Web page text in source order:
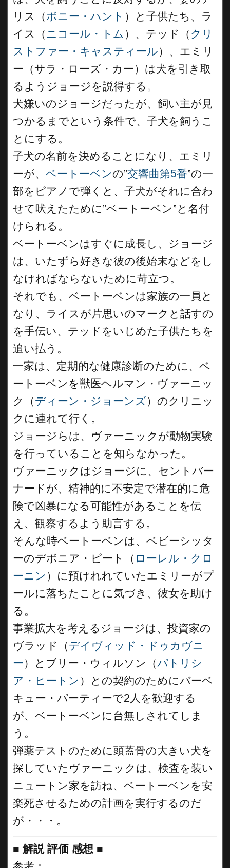
リス（ボニー・ハント ）と子供たち、ラ
イス（ニコール・トム ）、テッド（ クリ
ストファー・キャスティール）、エミリ
ー（サラ・ローズ・カー）は犬を引き取
るようジョージを説得する。
犬嫌いのジョージだったが、飼い主が見
つかるまでという条件で、子犬を飼うこ
とにする。
子犬の名前を決めることになり、エミリ
ーが、 ベートーベンの”交響曲第5番”の一
部をピアノで弾くと、子犬がそれに合わ
せて吠えたために”ベートーベン”と名付
けられる。
ベートーベンはすぐに成長し、ジョージ
は、いたずら好きな彼の後始末などをし
なければならないために苛立つ。
それでも、ベートーベンは家族の一員と
なり、ライスが片思いのマークと話すの
を手伝い、テッドをいじめた子供たちを
追い払う。
一家は、定期的な健康診断のために、ベ
ートーベンを獣医ヘルマン・ヴァーニッ
ク（ディーン・ジョーンズ）のクリニッ
クに連れて行く。
ジョージらは、ヴァーニックが動物実験
を行っていることを知らなかった。
ヴァーニックはジョージに、セントバー
ナードが、精神的に不安定で潜在的に危
険で凶暴になる可能性があることを伝
え、観察するよう助言する。
そんな時ベートーベンは、ベビーシッタ
ーのデボニア・ピート（ ローレル・クロ
ーニン ）に預けれれていたエミリーがプ
ールに落ちたことに気づき、彼女を助け
る。
事業拡大を考えるジョージは、投資家の
ヴラッド（デイヴィッド・ドゥカヴニ
ー）とブリー・ウィルソン（パトリシ
ア・ヒートン ）との契約のためにバーベ
キュー・パーティーで2人を歓迎する
が、ベートーベンに台無しされてしま
う。
弾薬テストのために頭蓋骨の大きい犬を
探していたヴァーニックは、検査を装い
ニュートン家を訪ね、ベートーベンを安
楽死させるための計画を実行するのだ
が・・・。
■ 解説 評価 感想 ■